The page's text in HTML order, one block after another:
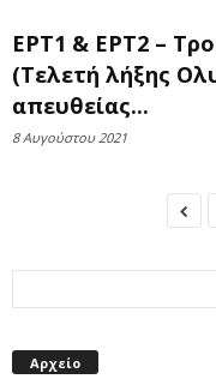
ΕΡΤ1 & ΕΡΤ2 –
(Τελετή λήξης
απευθείας...
8 Αυγούστου 2021
Αρχείο